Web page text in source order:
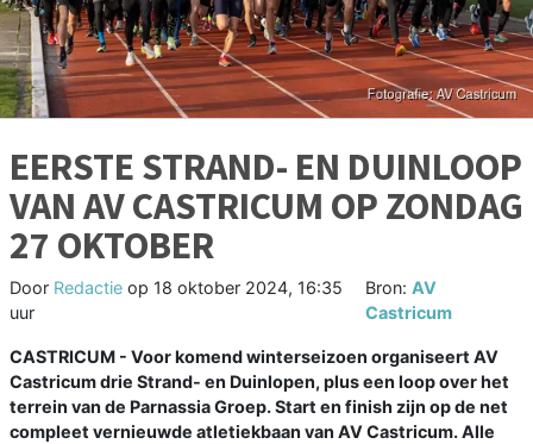
EERSTE STRAND- EN DUINLOOP
VAN AV CASTRICUM OP ZONDAG
27 OKTOBER
Door Redactie op 18 oktober 2024, 16:35
uur
Bron: AV
Castricum
CASTRICUM - Voor komend winterseizoen organiseert AV
Castricum drie Strand- en Duinlopen, plus een loop over het
terrein van de Parnassia Groep. Start en finish zijn op de net
compleet vernieuwde atletiekbaan van AV Castricum. Alle